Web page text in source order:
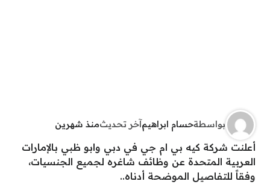
بواسطةحسام ابراهيمآخر تحديثمنذ شهرين
أعلنت شركة كيه بي ام جي في دبي وابو ظبي بالإمارات
العربية المتحدة عن وظائف شاغره لجميع الجنسيات،
وفقاً للتفاصيل الموضحة أدناه..